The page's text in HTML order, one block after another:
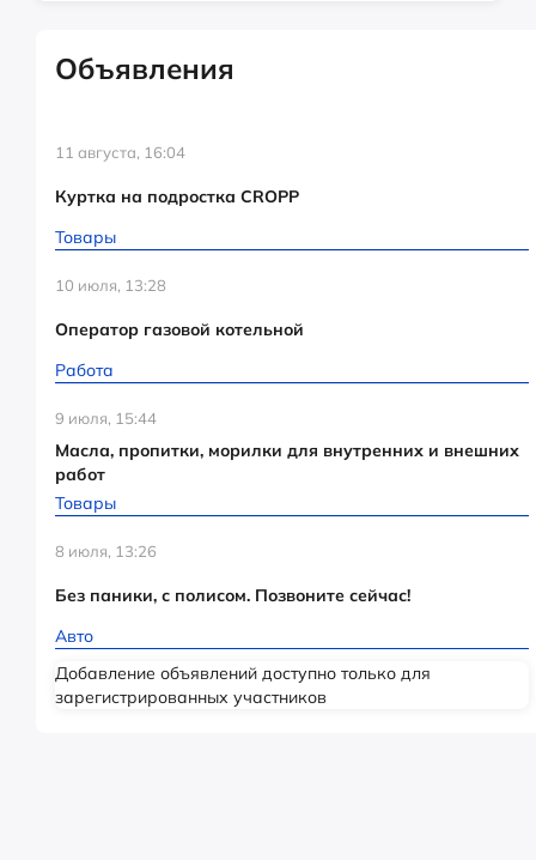
Объявления
11 августа, 16:04
Куртка на подростка CROPP
Товары
10 июля, 13:28
Оператор газовой котельной
Работа
9 июля, 15:44
Масла, пропитки, морилки для внутренних и внешних
работ
Товары
8 июля, 13:26
Без паники, с полисом. Позвоните сейчас!
Авто
Добавление объявлений доступно только для
зарегистрированных участников